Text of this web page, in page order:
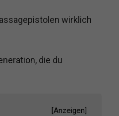
wirklich
die du
[Anzeigen]